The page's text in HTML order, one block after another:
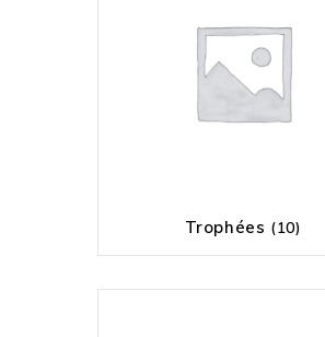
Trophées (10)